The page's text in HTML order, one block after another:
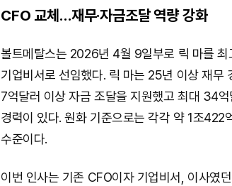
CFO 교체…재무·자금조달 역량 강화
볼트메탈스는 2026년 4월 9일부로 릭 마를 최
기업비서로 선임했다. 릭 마는 25년 이상 재무
7억달러 이상 자금 조달을 지원했고 최대 34
경력이 있다. 원화 기준으로는 각각 약 1조
수준이다.
이번 인사는 기존 CFO이자 기업비서, 이사였